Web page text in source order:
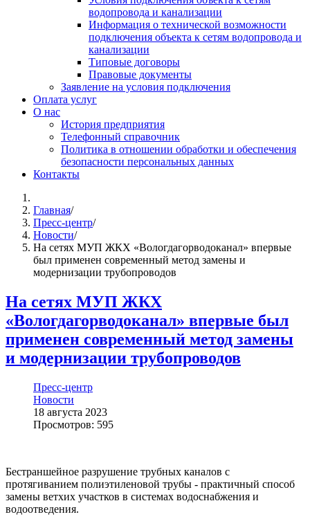
водопровода и канализации
Информация о технической возможности
подключения объекта к сетям водопровода и
канализации
Типовые договоры
Правовые документы
Заявление на условия подключения
Оплата услуг
О нас
История предприятия
Телефонный справочник
Политика в отношении обработки и обеспечения
безопасности персональных данных
Контакты
Главная/
Пресс-центр/
Новости/
На сетях МУП ЖКХ «Вологдагорводоканал» впервые
был применен современный метод замены и
модернизации трубопроводов
На сетях МУП ЖКХ
«Вологдагорводоканал» впервые был
применен современный метод замены
и модернизации трубопроводов
Пресс-центр
Новости
18 августа 2023
Просмотров: 595
Бестраншейное разрушение трубных каналов с
протягиванием полиэтиленовой трубы - практичный способ
замены ветхих участков в системах водоснабжения и
водоотведения.